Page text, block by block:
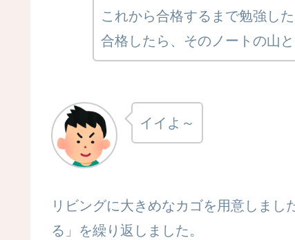
これから合格するまで勉強し
合格したら、そのノートの山
イイよ～
リビングに大きめなカゴを用意しま
る」を繰り返しました。